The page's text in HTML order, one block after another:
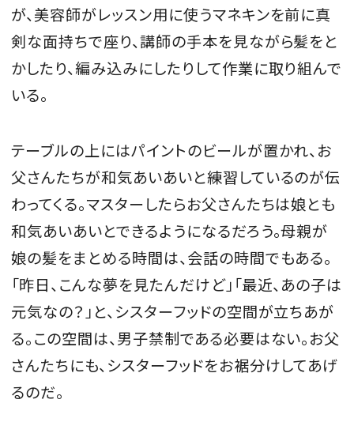
が、美容師がレッスン用に使うマネキンを前に真
剣な面持ちで座り、講師の手本を見ながら髪をと
かしたり、編み込みにしたりして作業に取り組んで
いる。
テーブルの上にはパイントのビールが置かれ、お
父さんたちが和気あいあいと練習しているのが伝
わってくる。マスターしたらお父さんたちは娘とも
和気あいあいとできるようになるだろう。母親が
娘の髪をまとめる時間は、会話の時間でもある。
「昨日、こんな夢を見たんだけど」「最近、あの子は
元気なの？」と、シスターフッドの空間が立ちあが
る。この空間は、男子禁制である必要はない。お父
さんたちにも、シスターフッドをお裾分けしてあげ
るのだ。